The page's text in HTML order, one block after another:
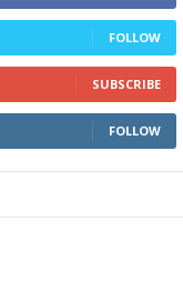
FOLLOW
SUBSCRIBE
FOLLOW